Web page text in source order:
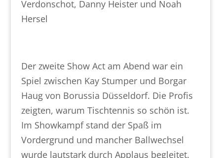
Verdonschot, Danny Heister und Noah
Hersel
Der zweite Show Act am Abend war ein
Spiel zwischen Kay Stumper und Borgar
Haug von Borussia Düsseldorf. Die Profis
zeigten, warum Tischtennis so schön ist.
Im Showkampf stand der Spaß im
Vordergrund und mancher Ballwechsel
wurde lautstark durch Applaus begleitet.